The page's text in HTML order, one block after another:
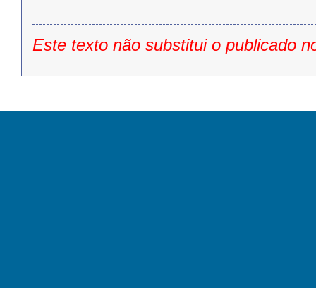
Este texto não substitui o publicado